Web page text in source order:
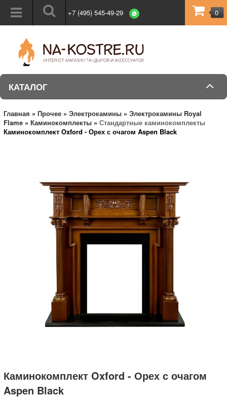
+7 (495) 545-49-29 0
КАТАЛОГ
Главная » Прочее » Электрокамины » Электрокамины Royal
Flame » Каминокомплекты » Стандартные каминокомплекты
Каминокомплект Oxford - Орех с очагом Aspen Black
Каминокомплект Oxford - Орех с очагом
Aspen Black